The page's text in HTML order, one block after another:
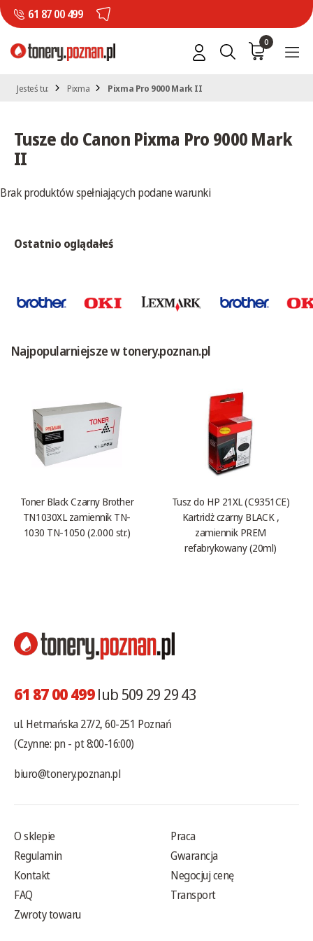
61 87 00 499
0
Jesteś tu: Pixma Pixma Pro 9000 Mark II
Tusze do Canon Pixma Pro 9000 Mark
II
Brak produktów spełniających podane warunki
Ostatnio oglądałeś
Najpopularniejsze w tonery.poznan.pl
Toner Black Czarny Brother
TN1030XL zamiennik TN-
1030 TN-1050 (2.000 str.)
Tusz do HP 21XL (C9351CE)
Kartridż czarny BLACK ,
zamiennik PREM
refabrykowany (20ml)
61 87 00 499lub 509 29 29 43
ul. Hetmańska 27/2, 60-251 Poznań
(Czynne: pn - pt 8:00-16:00)
biuro@tonery.poznan.pl
O sklepie
Regulamin
Kontakt
FAQ
Zwroty towaru
Praca
Gwarancja
Negocjuj cenę
Transport